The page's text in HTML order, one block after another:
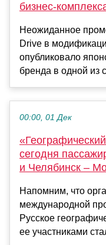
бизнес-
Неожиданное
Drive в
опубликовало
бренда в одной из
00:00, 01 Дек
сегодня
и Челябинск –
Напомним, что
международной
Русское
ее участниками